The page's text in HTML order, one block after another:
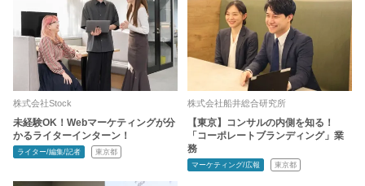
株式会社Stock
未経験OK！Webマーケティングが分
かるライターインターン！
ライター/編集/記者 東京都
株式会社船井総合研究所
【東京】コンサルの内側を知る！
「コーポレートブランディング」業
務
マーケティング/広報 東京都